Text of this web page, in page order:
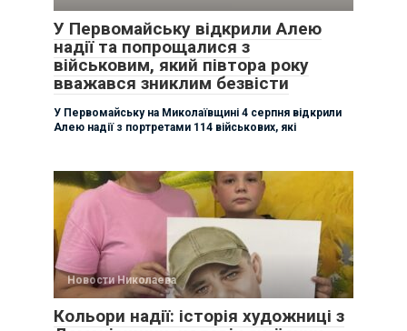
У Первомайську відкрили Алею
надії та попрощалися з
військовим, який півтора року
вважався зниклим безвісти
У Первомайську на Миколаївщині 4 серпня відкрили
Алею надії з портретами 114 військових, які
Новости Николаева
Кольори надії: історія художниці з